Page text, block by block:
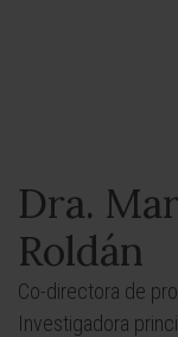
Dra.
Roldán
Co-directora de
Investigadora